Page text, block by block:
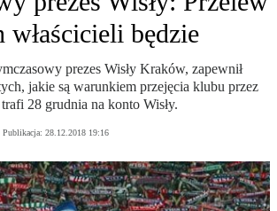
właścicieli będzie
prezes Wisły Kraków, zapewnił
jakie są warunkiem przejęcia klubu przez
28 grudnia na konto Wisły.
Publikacja: 28.12.2018 19:16